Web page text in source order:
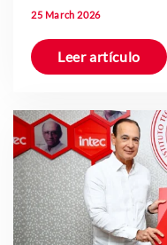
25 March 2026
Leer artículo